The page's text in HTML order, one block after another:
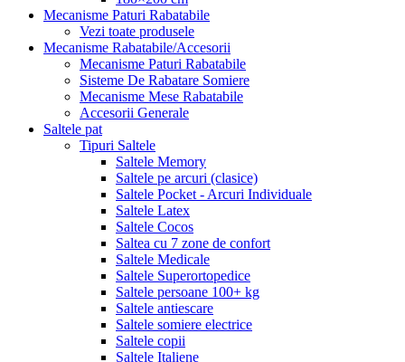
Mecanisme Paturi Rabatabile
Vezi toate produsele
Mecanisme Rabatabile/Accesorii
Mecanisme Paturi Rabatabile
Sisteme De Rabatare Somiere
Mecanisme Mese Rabatabile
Accesorii Generale
Saltele pat
Tipuri Saltele
Saltele Memory
Saltele pe arcuri (clasice)
Saltele Pocket - Arcuri Individuale
Saltele Latex
Saltele Cocos
Saltea cu 7 zone de confort
Saltele Medicale
Saltele Superortopedice
Saltele persoane 100+ kg
Saltele antiescare
Saltele somiere electrice
Saltele copii
Saltele Italiene